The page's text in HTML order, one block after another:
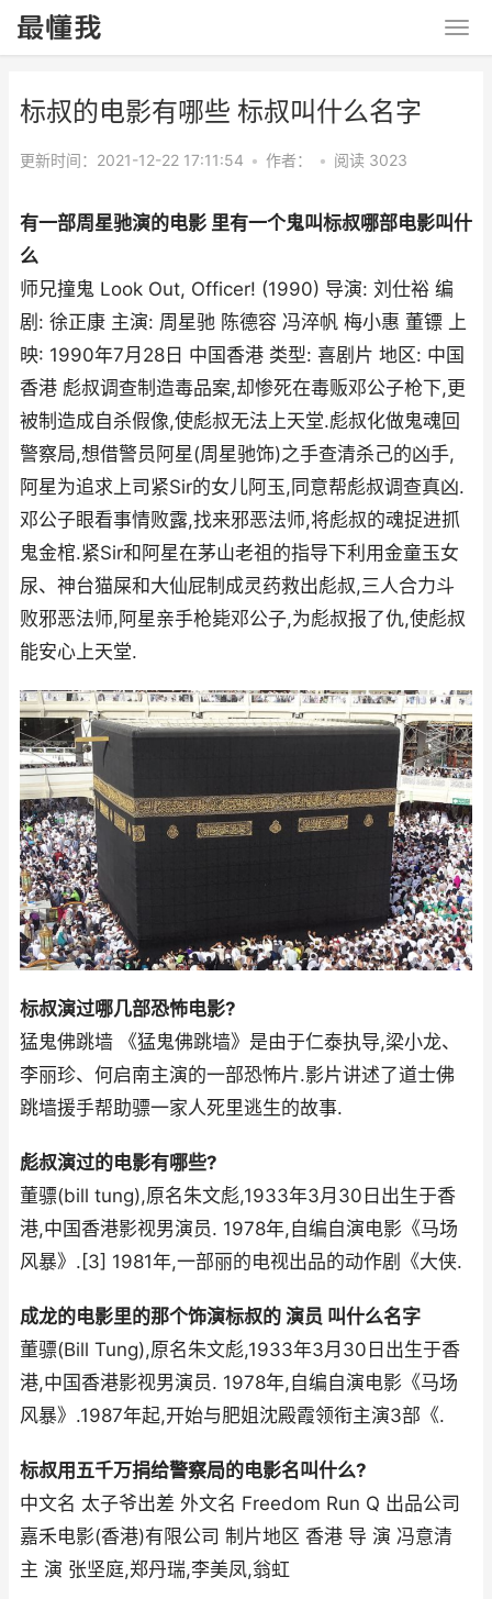
标叔的电影有哪些 标叔叫什么名字
更新时间：2021-12-22 17:11:54 • 作者： • 阅读 3023
有一部周星驰演的电影 里有一个鬼叫标叔哪部电影叫什
么
师兄撞鬼 Look Out, Officer! (1990) 导演: 刘仕裕 编
剧: 徐正康 主演: 周星驰 陈德容 冯淬帆 梅小惠 董镖 上
映: 1990年7月28日 中国香港 类型: 喜剧片 地区: 中国
香港 彪叔调查制造毒品案,却惨死在毒贩邓公子枪下,更
被制造成自杀假像,使彪叔无法上天堂.彪叔化做鬼魂回
警察局,想借警员阿星(周星驰饰)之手查清杀己的凶手,
阿星为追求上司紧Sir的女儿阿玉,同意帮彪叔调查真凶.
邓公子眼看事情败露,找来邪恶法师,将彪叔的魂捉进抓
鬼金棺.紧Sir和阿星在茅山老祖的指导下利用金童玉女
尿、神台猫屎和大仙屁制成灵药救出彪叔,三人合力斗
败邪恶法师,阿星亲手枪毙邓公子,为彪叔报了仇,使彪叔
能安心上天堂.
标叔演过哪几部恐怖电影?
猛鬼佛跳墙 《猛鬼佛跳墙》是由于仁泰执导,梁小龙、
李丽珍、何启南主演的一部恐怖片.影片讲述了道士佛
跳墙援手帮助骠一家人死里逃生的故事.
彪叔演过的电影有哪些?
董骠(bill tung),原名朱文彪,1933年3月30日出生于香
港,中国香港影视男演员. 1978年,自编自演电影《马场
风暴》.[3] 1981年,一部丽的电视出品的动作剧《大侠.
成龙的电影里的那个饰演标叔的 演员 叫什么名字
董骠(Bill Tung),原名朱文彪,1933年3月30日出生于香
港,中国香港影视男演员. 1978年,自编自演电影《马场
风暴》.1987年起,开始与肥姐沈殿霞领衔主演3部《.
标叔用五千万捐给警察局的电影名叫什么?
中文名 太子爷出差 外文名 Freedom Run Q 出品公司
嘉禾电影(香港)有限公司 制片地区 香港 导 演 冯意清
主 演 张坚庭,郑丹瑞,李美凤,翁虹